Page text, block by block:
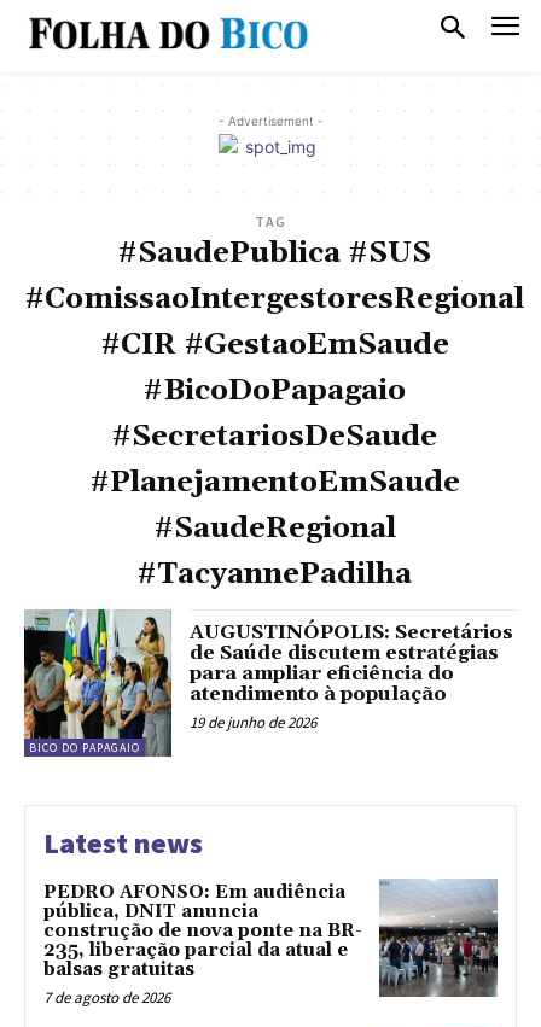
- Advertisement -
TAG
#SaudePublica #SUS
#ComissaoIntergestoresRegional
#CIR #GestaoEmSaude
#BicoDoPapagaio
#SecretariosDeSaude
#PlanejamentoEmSaude
#SaudeRegional
#TacyannePadilha
BICO DO PAPAGAIO
AUGUSTINÓPOLIS: Secretários
de Saúde discutem estratégias
para ampliar eficiência do
atendimento à população
19 de junho de 2026
Latest news
PEDRO AFONSO: Em audiência
pública, DNIT anuncia
construção de nova ponte na BR-
235, liberação parcial da atual e
balsas gratuitas
7 de agosto de 2026